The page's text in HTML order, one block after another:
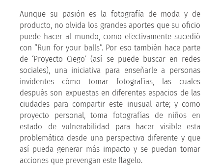
Aunque su pasión es la fotografía de moda y de
producto, no olvida los grandes aportes que su oficio
puede hacer al mundo, como efectivamente sucedió
con “Run for your balls”. Por eso también hace parte
de ‘Proyecto Ciego’ (así se puede buscar en redes
sociales), una iniciativa para enseñarle a personas
invidentes cómo tomar fotografías, las cuales
después son expuestas en diferentes espacios de las
ciudades para compartir este inusual arte; y como
proyecto personal, toma fotografías de niños en
estado de vulnerabilidad para hacer visible esta
problemática desde una perspectiva diferente y que
así pueda generar más impacto y se puedan tomar
acciones que prevengan este flagelo.